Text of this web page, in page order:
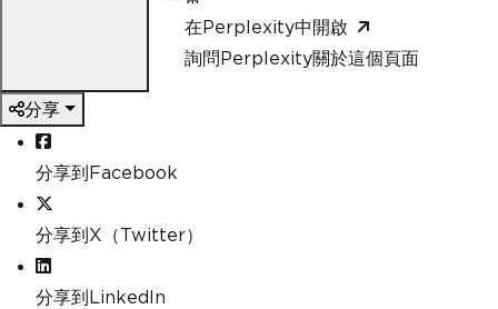
在Perplexity中開啟
詢問Perplexity關於這個頁面
分享
分享到Facebook
分享到X（Twitter）
分享到LinkedIn